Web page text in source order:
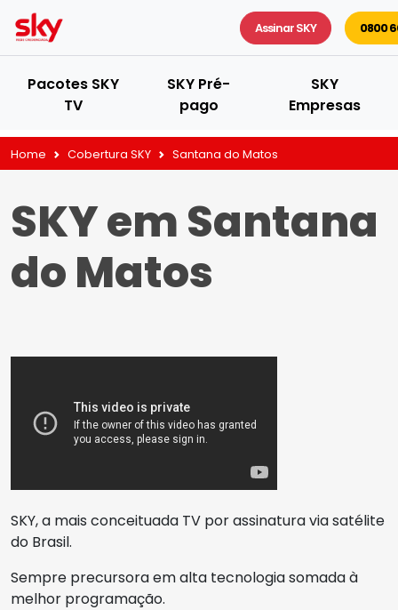
Assinar SKY 0800
Pacotes SKY
TV
SKY Pré-
pago
SKY
Empresas
Home Cobertura SKY Santana do Matos
SKY em Santana
do Matos
SKY, a mais conceituada TV por assinatura via satélite
do Brasil.
Sempre precursora em alta tecnologia somada à
melhor programação.